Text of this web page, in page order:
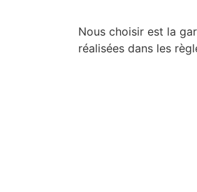
Nous choisir est la
réalisées dans les